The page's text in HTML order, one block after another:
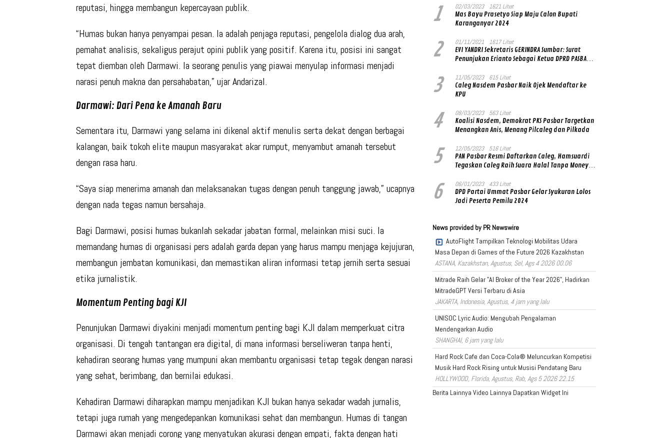
reputasi, hingga membangun kepercayaan publik.
“Humas bukan hanya penyampai pesan. Ia adalah penjaga reputasi, pengelola dialog dua arah,
pemahat analisis, sekaligus perajut opini publik yang positif. Karena itu, posisi ini sangat
tepat diemban oleh Darmawi. Ia seorang penulis yang piawai menyulap informasi menjadi
narasi penuh makna dan persahabatan,” ujar Andarizal.
Darmawi: Dari Pena ke Amanah Baru
Sementara itu, Darmawi yang selama ini dikenal aktif menulis serta dekat dengan berbagai
kalangan, baik tokoh elite maupun masyarakat akar rumput, menyambut amanah tersebut
dengan rasa haru.
“Saya siap menerima amanah dan melaksanakan tugas dengan penuh tanggung jawab,” ucapnya
dengan nada tegas namun bersahaja.
Bagi Darmawi, posisi humas bukanlah sekadar jabatan formal, melainkan misi suci. Ia
memandang humas di organisasi pers adalah garda depan yang harus mampu menjaga kejujuran,
membangun jembatan komunikasi, dan memastikan aliran informasi tetap jernih serta sesuai
etika jurnalistik.
Momentum Penting bagi KJI
Penunjukan Darmawi diyakini menjadi momentum penting bagi KJI dalam memperkuat citra
organisasi. Di tengah tantangan era digital, di mana informasi berseliweran tanpa henti,
kehadiran seorang humas yang mumpuni akan membantu organisasi tetap tegak dengan narasi
yang sehat, berimbang, dan bernilai edukasi.
Kehadiran Darmawi diharapkan mampu menjadikan KJI bukan hanya sekadar wadah jurnalis,
tetapi juga rumah yang mengedepankan komunikasi sehat dan membangun. Humas di tangan
Darmawi akan menjadi corong yang menyatukan akurasi dengan empati, fakta dengan hati
1 02/03/2023 1621 Lihat
Mas Bayu Prasetyo Siap Maju Calon Bupati
Karanganyar 2024
2 01/11/2021 1617 Lihat
EVI YANDRI Sekretaris GERINDRA Sumbar: Surat
Penunjukan Erianto Sebagai Ketua DPRD PASBAR
Prabowo Subianto
3 11/05/2023 615 Lihat
Caleg Nasdem Pasbar Naik Ojek Mendaftar ke
KPU
4 08/03/2023 563 Lihat
Koalisi Nasdem, Demokrat PKS Pasbar Targetkan
Menangkan Anis, Menang Pilcaleg dan Pilkada
5 12/05/2023 516 Lihat
PAN Pasbar Resmi Daftarkan Caleg, Hamsuardi
Tegaskan Caleg Raih Suara Halal Tanpa Money
6 06/01/2023 433 Lihat
DPD Partai Ummat Pasbar Gelar Syukuran Lolos
Jadi Peserta Pemilu 2024
News provided by PR Newswire
AutoFlight Tampilkan Teknologi Mobilitas Udara
Masa Depan di Games of the Future 2026 Kazakhstan
ASTANA, Kazakhstan, Agustus, Sel, Ags 4 2026 00.06
Mitrade Raih Gelar "AI Broker of the Year 2026", Hadirkan
MitradeGPT Versi Terbaru di Asia
JAKARTA, Indonesia, Agustus, 4 jam yang lalu
UNISOC Lyric Audio: Mengubah Pengalaman
Mendengarkan Audio
SHANGHAI, 6 jam yang lalu
Hard Rock Cafe dan Coca-Cola® Meluncurkan Kompetisi
Musik Hard Rock Rising untuk Musisi Pendatang Baru
HOLLYWOOD, Florida, Agustus, Rab, Ags 5 2026 22.15
Berita Lainnya Video Lainnya Dapatkan Widget Ini